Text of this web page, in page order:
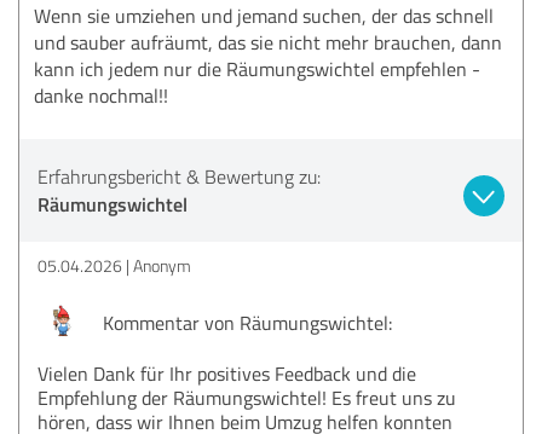
Wenn sie umziehen und jemand suchen, der das schnell
und sauber aufräumt, das sie nicht mehr brauchen, dann
kann ich jedem nur die Räumungswichtel empfehlen -
danke nochmal!!
Erfahrungsbericht & Bewertung zu:
Räumungswichtel
05.04.2026 Anonym
Kommentar von Räumungswichtel:
Vielen Dank für Ihr positives Feedback und die
Empfehlung der Räumungswichtel! Es freut uns zu
hören, dass wir Ihnen beim Umzug helfen konnten